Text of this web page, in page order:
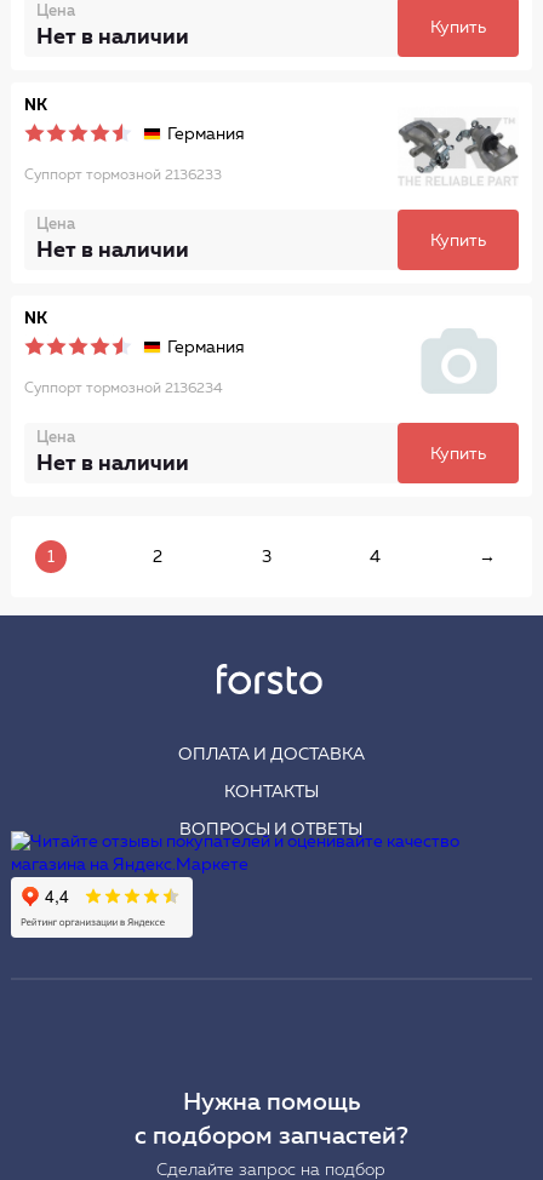
Цена
Нет в наличии Купить
NK
Германия
Суппорт тормозной 2136233
Цена
Нет в наличии Купить
NK
Германия
Суппорт тормозной 2136234
Цена
Нет в наличии Купить
1 2 3 4 →
ОПЛАТА И ДОСТАВКА
КОНТАКТЫ
ВОПРОСЫ И ОТВЕТЫ
Нужна помощь
с подбором запчастей?
Сделайте запрос на подбор